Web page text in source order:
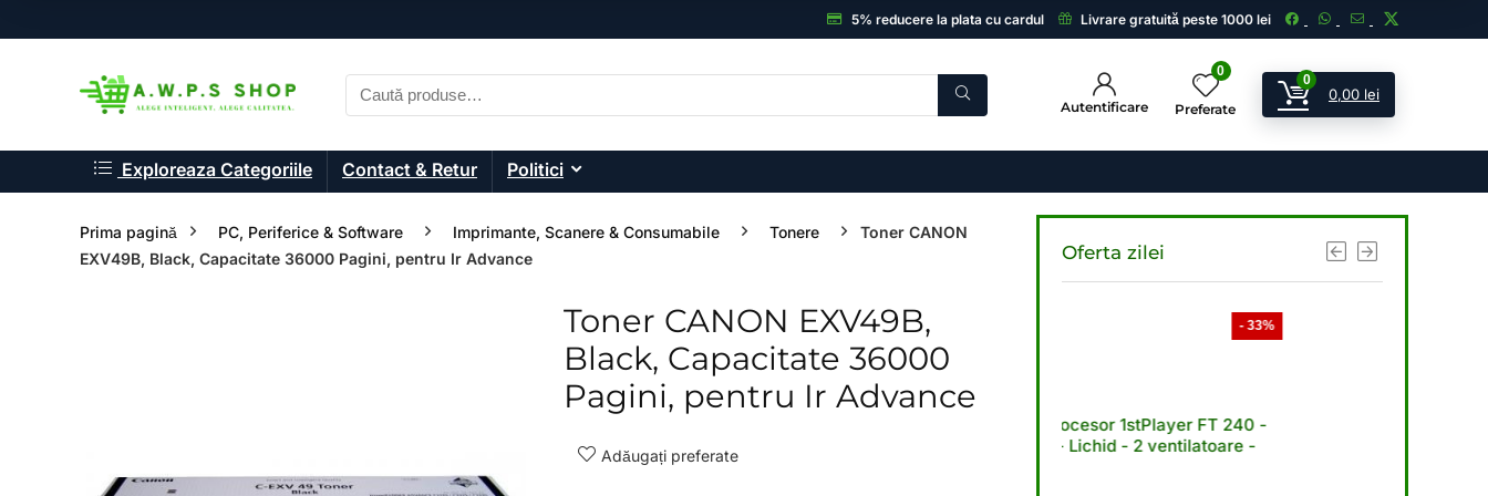
5% reducere la plata cu cardul Livrare gratuită peste 1000 lei
Autentificare
0
Preferate
0
0,00 lei
Exploreaza Categoriile Contact & Retur Politici
Prima pagină PC, Periferice & Software Imprimante, Scanere & Consumabile Tonere
Toner CANON
EXV49B, Black, Capacitate 36000 Pagini, pentru Ir Advance
Toner CANON EXV49B,
Black, Capacitate 36000
Pagini, pentru Ir Advance
Adăugați preferate
Oferta zilei
- 33%